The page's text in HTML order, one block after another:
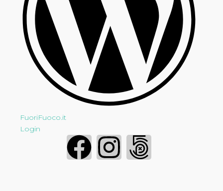
FuoriFuoco.it
Login